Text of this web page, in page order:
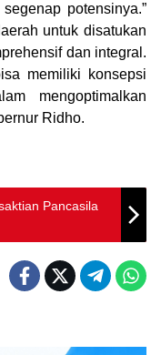
potensinya.”
untuk disatukan
dan integral.
memiliki konsepsi
mengoptimalkan
Ridho.
Pancasila